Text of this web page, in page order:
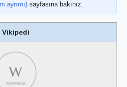
ayrımı) sayfasına bakınız.
Vikipedi
W
WIKIPEDIA